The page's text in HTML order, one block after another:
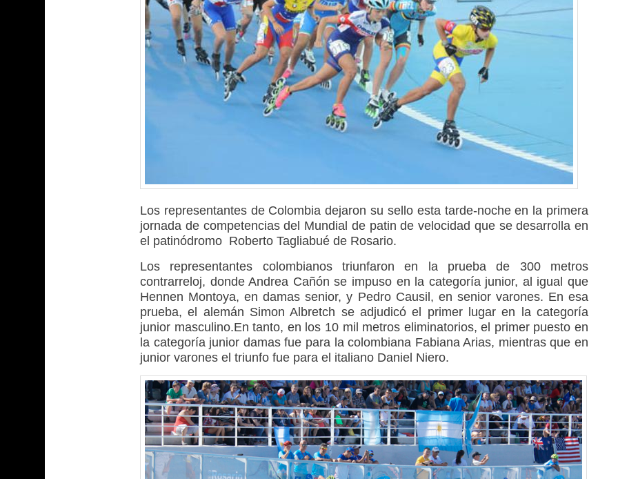
Los representantes de Colombia dejaron su sello esta tarde-noche en la primera
jornada de competencias del Mundial de patin de velocidad que se desarrolla en
el patinódromo Roberto Tagliabué de Rosario.
Los representantes colombianos triunfaron en la prueba de 300 metros
contrarreloj, donde Andrea Cañón se impuso en la categoría junior, al igual que
Hennen Montoya, en damas senior, y Pedro Causil, en senior varones. En esa
prueba, el alemán Simon Albretch se adjudicó el primer lugar en la categoría
junior masculino.En tanto, en los 10 mil metros eliminatorios, el primer puesto en
la categoría junior damas fue para la colombiana Fabiana Arias, mientras que en
junior varones el triunfo fue para el italiano Daniel Niero.